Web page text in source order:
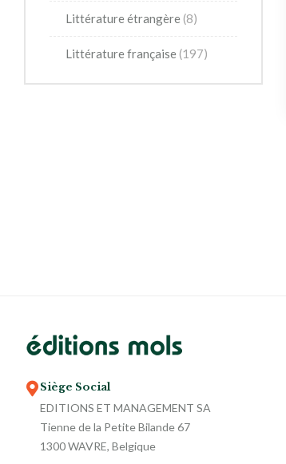
Littérature étrangère (8)
Littérature française (197)
Siège Social
EDITIONS ET MANAGEMENT SA
Tienne de la Petite Bilande 67
1300 WAVRE, Belgique